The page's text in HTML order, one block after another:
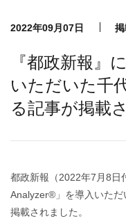
2022年09月07日
『都政新報』
いただいた千
る記事が掲載
都政新報（2022年7月8日
Analyzer®」を導入いた
掲載されました。